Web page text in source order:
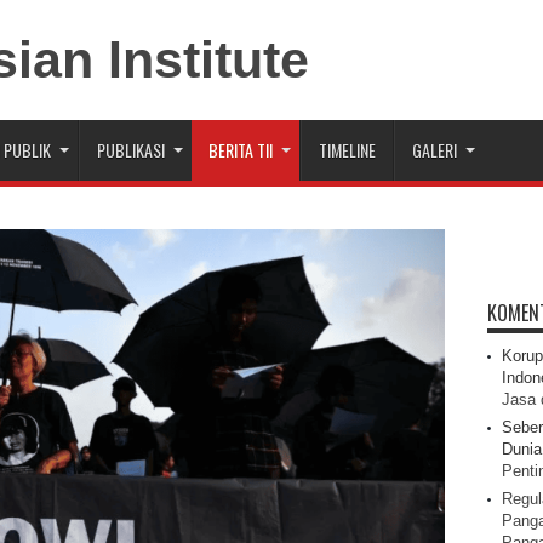
PUBLIKASI BERITA TII TIMELINE GALERI
Jasa